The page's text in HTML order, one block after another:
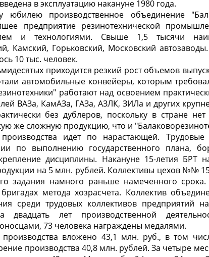
в эксплуатацию накануне 1980 года.
юбилею производственное объединение
предприятие резинотехнической
и технологиями. Свыше 1,5 тысячи
Камский, Горьковский, Московский
10 тыс. человек.
приходится резкий рост объемов
автомобильные конвейеры, которым
работают над освоением
ВАЗа, КамАЗа, ГАЗа, АЗЛК, ЗИЛа и других
без дублеров, поскольку в стране
же сложную продукцию, что и
идет по нарастающей. Трудовые
по выполнению государственного плана,
дисциплины. Накануне 15-летия БРТ
на 5 млн. рублей. Коллективы цехов №№
задания намного раньше намеченного
метода хозрасчета. Коллектив
среди трудовых коллективов предприятий
двадцать лет производственной
73 человека награждены медалями.
производства вложено 43,1 млн. руб., в том
производства 40,8 млн. рублей. За четыре